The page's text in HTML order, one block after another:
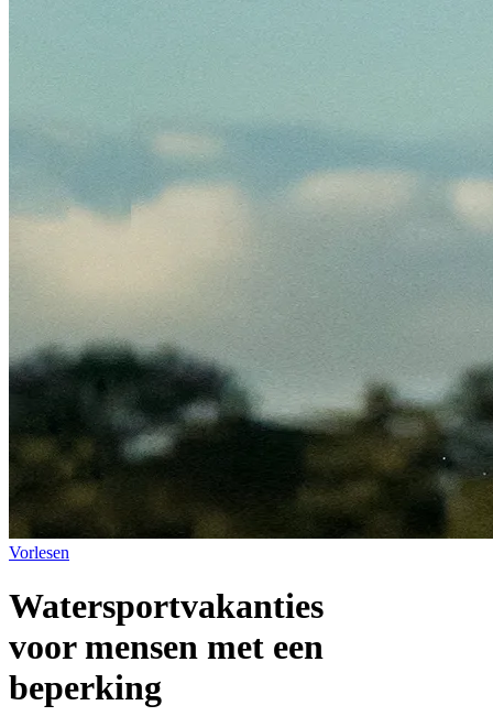
Vorlesen
Watersportvakanties
voor mensen met een
beperking